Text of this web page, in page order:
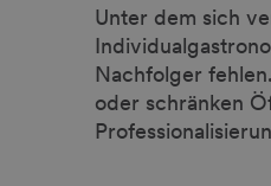
Unter dem sich
Nachfolger
oder schränken